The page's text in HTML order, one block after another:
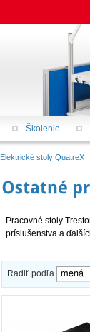
Elektrické stoly QuatreX
Pracovné stoly
príslušenstva a
Radiť podľa
Školenie